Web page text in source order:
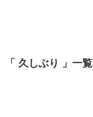
「 久しぶり 」一覧